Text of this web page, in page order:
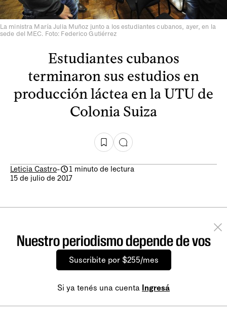
La ministra María Julia Muñoz junto a los estudiantes cubanos, ayer, en la
sede del MEC. Foto: Federico Gutiérrez
Estudiantes cubanos
terminaron sus estudios en
producción láctea en la UTU de
Colonia Suiza
Leticia Castro-
1 minuto de lectura
15 de julio de 2017
Nuestro periodismo depende de vos
Suscribite por $255/mes
Si ya tenés una cuenta Ingresá